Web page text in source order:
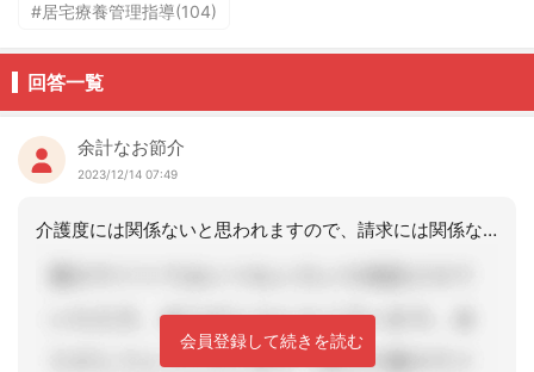
#居宅療養管理指導(104)
回答一覧
余計なお節介
2023/12/14 07:49
介護度には関係ないと思われますので、請求には関係ないと思われます。○○の理由で区
会員登録して続きを読む